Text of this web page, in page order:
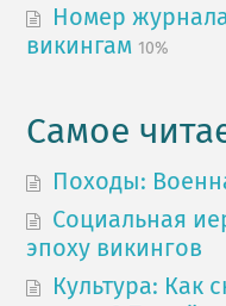
Номер
викингам 10%
Самое
Походы:
Социальная
эпоху викингов
Культура: Как